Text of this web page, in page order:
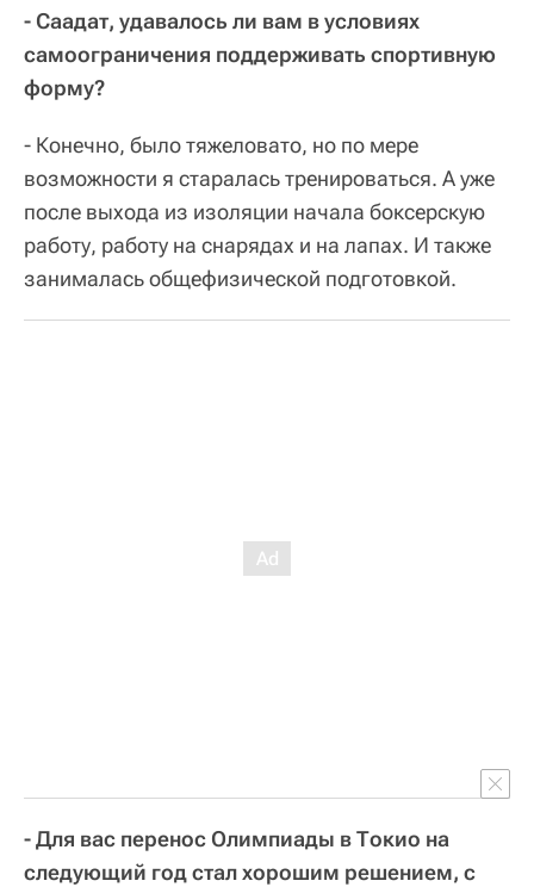
- Саадат, удавалось ли вам в условиях
самоограничения поддерживать спортивную
форму?
- Конечно, было тяжеловато, но по мере
возможности я старалась тренироваться. А уже
после выхода из изоляции начала боксерскую
работу, работу на снарядах и на лапах. И также
занималась общефизической подготовкой.
- Для вас перенос Олимпиады в Токио на
следующий год стал хорошим решением, с